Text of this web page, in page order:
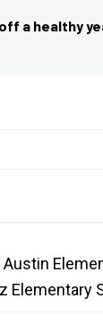
a healthy
Elementary